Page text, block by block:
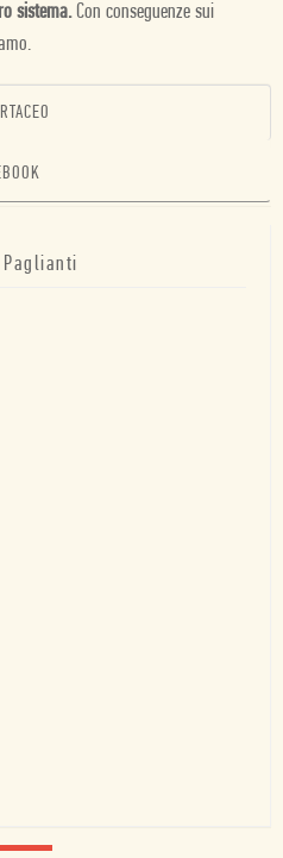
sistema.Con conseguenze sui